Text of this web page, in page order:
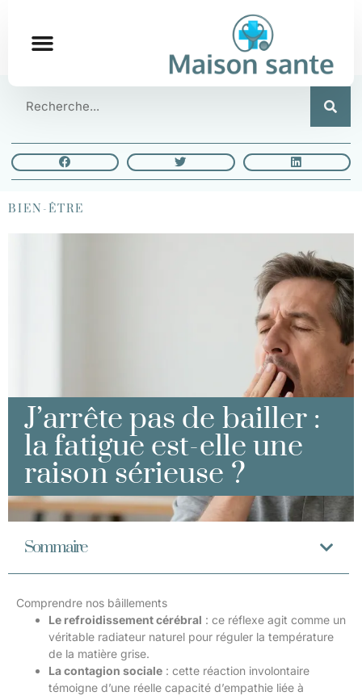
BIEN-ÊTRE
J’arrête pas de bailler :
la fatigue est-elle une
raison sérieuse ?
Sommaire
Comprendre nos bâillements
Le refroidissement cérébral : ce réflexe agit comme un
véritable radiateur naturel pour réguler la température
de la matière grise.
La contagion sociale : cette réaction involontaire
témoigne d’une réelle capacité d’empathie liée à